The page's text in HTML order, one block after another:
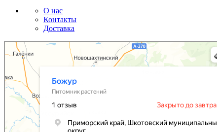
О нас
Контакты
Доставка
Божур
Питомник растений в Приморском крае